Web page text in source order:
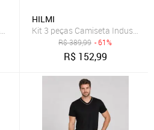
Hilfiger Reta Logo Azul-Marinho
HILMI
R$389,99 - 61%
R$ 152,99